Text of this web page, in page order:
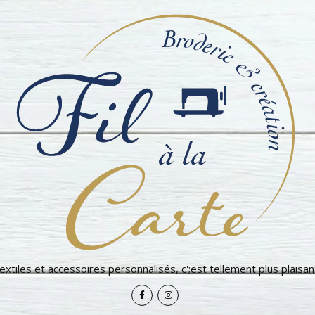
et accessoires personnalisés, c';est tellement plus